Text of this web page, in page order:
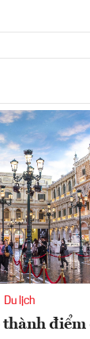
Du lịch
điểm